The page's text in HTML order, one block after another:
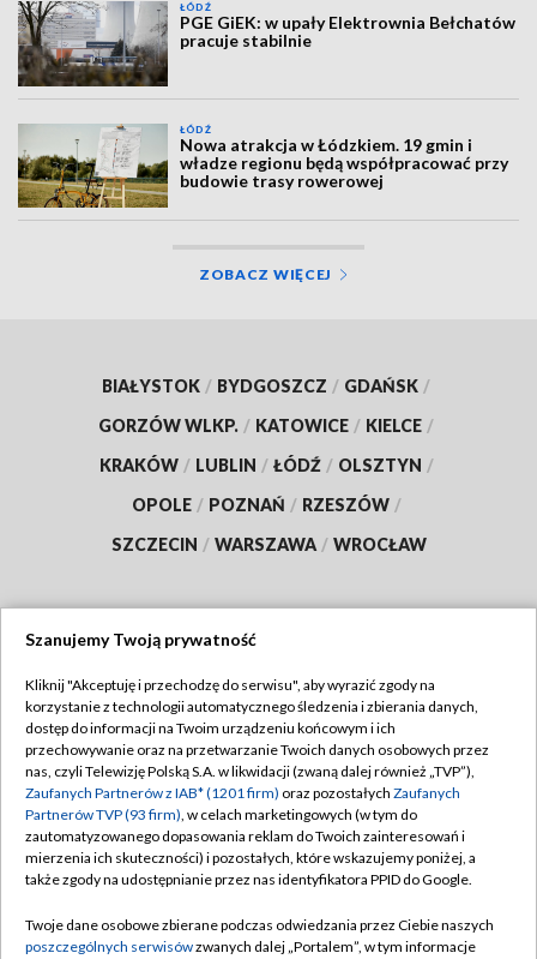
ŁÓDŹ
PGE GiEK: w upały Elektrownia Bełchatów
pracuje stabilnie
ŁÓDŹ
Nowa atrakcja w Łódzkiem. 19 gmin i
władze regionu będą współpracować przy
budowie trasy rowerowej
ZOBACZ WIĘCEJ
BIAŁYSTOK / BYDGOSZCZ / GDAŃSK /
GORZÓW WLKP. / KATOWICE / KIELCE /
KRAKÓW / LUBLIN / ŁÓDŹ / OLSZTYN /
OPOLE / POZNAŃ / RZESZÓW /
SZCZECIN / WARSZAWA / WROCŁAW
TVP
Abonament TVP
Emisja w TVP
Centrum informacji TVP
Naziemna Telewizja Cyfrowa
Rada Programowa
Regulamin TVP
Polityka prywatności
Moje zgody
Pomoc
Kontakt
Szanujemy Twoją prywatność
Kliknij "Akceptuję i przechodzę do serwisu", aby wyrazić zgody na
korzystanie z technologii automatycznego śledzenia i zbierania danych,
dostęp do informacji na Twoim urządzeniu końcowym i ich
przechowywanie oraz na przetwarzanie Twoich danych osobowych przez
nas, czyli Telewizję Polską S.A. w likwidacji (zwaną dalej również „TVP”),
Zaufanych Partnerów z IAB* (1201 firm) oraz pozostałych Zaufanych
Partnerów TVP (93 firm), w celach marketingowych (w tym do
zautomatyzowanego dopasowania reklam do Twoich zainteresowań i
mierzenia ich skuteczności) i pozostałych, które wskazujemy poniżej, a
także zgody na udostępnianie przez nas identyfikatora PPID do Google.
Twoje dane osobowe zbierane podczas odwiedzania przez Ciebie naszych
poszczególnych serwisówzwanych dalej „Portalem”, w tym informacje